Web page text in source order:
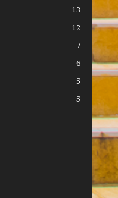
13
12
7
6
5
5